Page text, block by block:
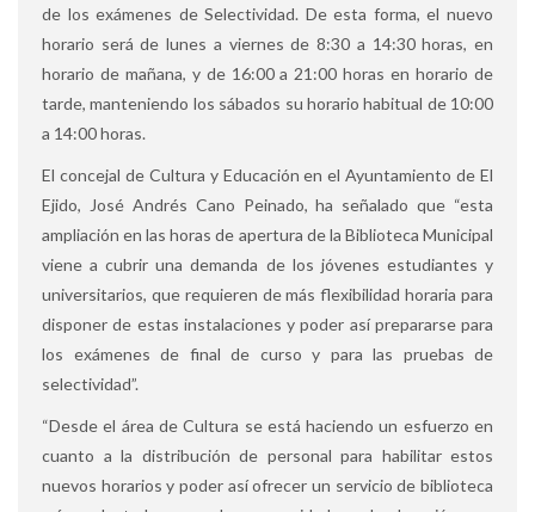
de los exámenes de Selectividad. De esta forma, el nuevo
horario será de lunes a viernes de 8:30 a 14:30 horas, en
horario de mañana, y de 16:00 a 21:00 horas en horario de
tarde, manteniendo los sábados su horario habitual de 10:00
a 14:00 horas.
El concejal de Cultura y Educación en el Ayuntamiento de El
Ejido, José Andrés Cano Peinado, ha señalado que “esta
ampliación en las horas de apertura de la Biblioteca Municipal
viene a cubrir una demanda de los jóvenes estudiantes y
universitarios, que requieren de más flexibilidad horaria para
disponer de estas instalaciones y poder así prepararse para
los exámenes de final de curso y para las pruebas de
selectividad”.
“Desde el área de Cultura se está haciendo un esfuerzo en
cuanto a la distribución de personal para habilitar estos
nuevos horarios y poder así ofrecer un servicio de biblioteca